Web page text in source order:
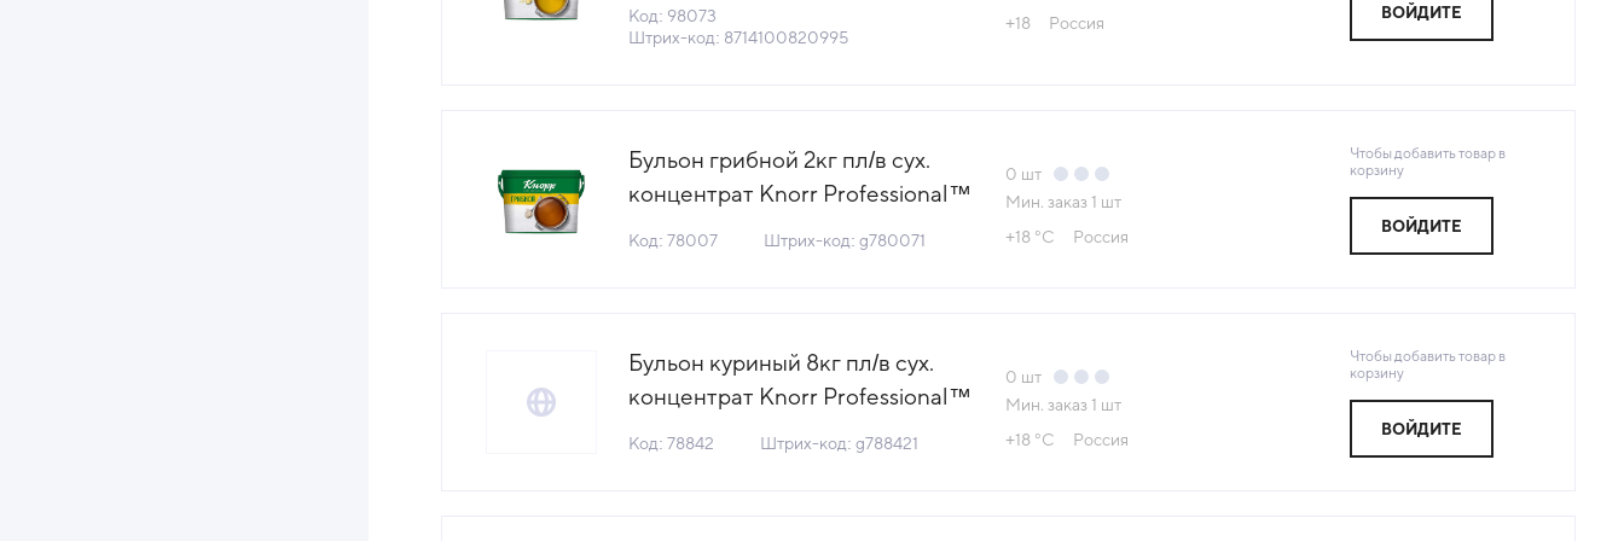
(КОД 98073) (+18°С)
Код: 98073
Штрих-код: 8714100820995
+18
Россия
ВОЙДИТЕ
Бульон грибной 2кг пл/в сух.
концентрат Knorr Professional™
Код: 78007 Штрих-код: g780071
0 шт
Мин. заказ 1 шт
+18 °С
Россия
Чтобы добавить товар в
корзину
ВОЙДИТЕ
Бульон куриный 8кг пл/в сух.
концентрат Knorr Professional™
Код: 78842 Штрих-код: g788421
0 шт
Мин. заказ 1 шт
+18 °С
Россия
Чтобы добавить товар в
корзину
ВОЙДИТЕ